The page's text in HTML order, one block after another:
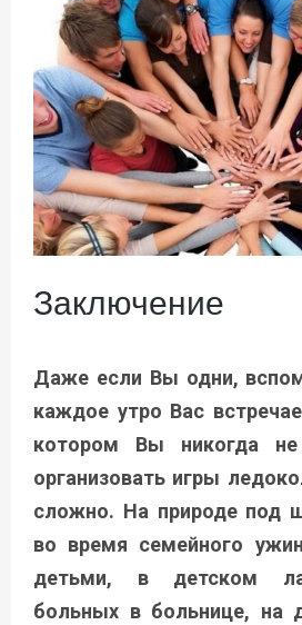
Заключение
Даже если Вы одни,
каждое утро Вас
котором Вы никогда
организовать игры
сложно. На природе под
во время семейного
детьми, в детском
больных в больнице, на